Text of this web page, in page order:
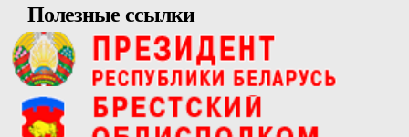
Полезные ссылки